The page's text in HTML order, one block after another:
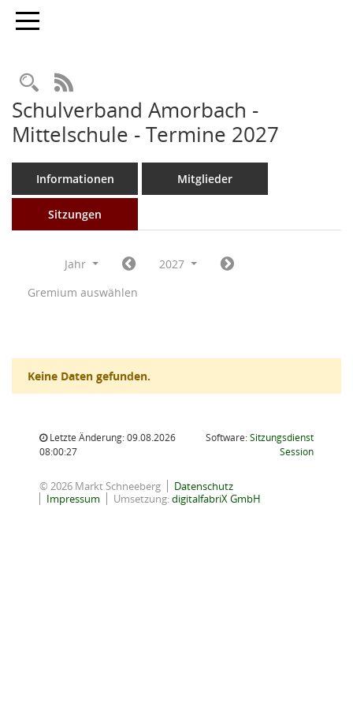
Toggle navigation
Rechercheauswahl
RSS-Feed
Schulverband Amorbach -
Mittelschule - Termine 2027
Informationen Mitglieder
Sitzungen
Jahr
2027
Gremium auswählen
Keine Daten gefunden.
Letzte Änderung: 09.08.2026
08:00:27
Software:Sitzungsdienst
Session(Wird in
© 2026 Markt Schneeberg
Datenschutz
Impressum
Umsetzung:digitalfabriX GmbH